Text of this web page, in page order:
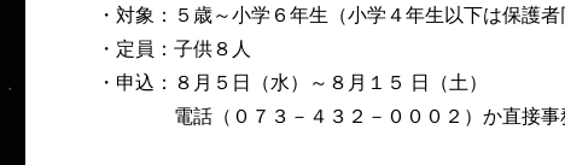
・対象：５歳～小学６年生（小学４年生以下は保護者
・定員：子供８人
・申込：８月５日（水）～８月１５ 日（土）
電話（０７３－４３２－０００２）か直接事